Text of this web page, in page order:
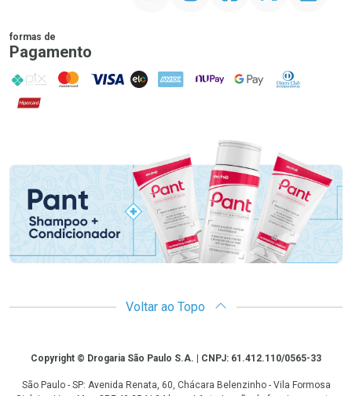
formas de
Pagamento
PIX MasterCard
VISA ELO AMEX NuPay Google PayDiners Club
Hipercard
Voltar ao Topo
CopyrightCopyright © Drogaria São Paulo S.A. | CNPJ: 61.412.110/0565-33
São Paulo - SP: Avenida Renata, 60, Chácara Belenzinho - Vila Formosa